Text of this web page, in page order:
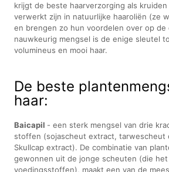
krijgt de beste haarverzorging als
verwerkt zijn in natuurlijke haaroliën (ze
en brengen zo hun voordelen over op de
nauwkeurig mengsel is de enige sleutel
volumineus en mooi haar.
De beste
haar:
Baicapil - een sterk mengsel van drie
stoffen (sojascheut extract, tarwescheut
Skullcap extract). De combinatie van
gewonnen uit de jonge scheuten (die het
voedingsstoffen), maakt een van de